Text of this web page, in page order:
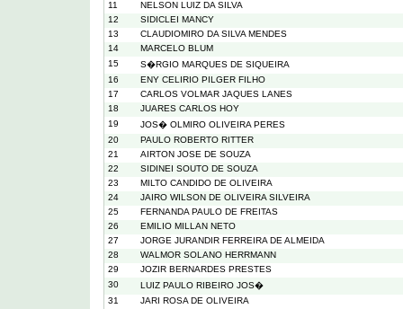
11
NELSON LUIZ DA SILVA
12
SIDICLEI MANCY
13
CLAUDIOMIRO DA SILVA MENDES
14
MARCELO BLUM
15
S�RGIO MARQUES DE SIQUEIRA
16
ENY CELIRIO PILGER FILHO
17
CARLOS VOLMAR JAQUES LANES
18
JUARES CARLOS HOY
19
JOS� OLMIRO OLIVEIRA PERES
20
PAULO ROBERTO RITTER
21
AIRTON JOSE DE SOUZA
22
SIDINEI SOUTO DE SOUZA
23
MILTO CANDIDO DE OLIVEIRA
24
JAIRO WILSON DE OLIVEIRA SILVEIRA
25
FERNANDA PAULO DE FREITAS
26
EMILIO MILLAN NETO
27
JORGE JURANDIR FERREIRA DE ALMEIDA
28
WALMOR SOLANO HERRMANN
29
JOZIR BERNARDES PRESTES
30
LUIZ PAULO RIBEIRO JOS�
31
JARI ROSA DE OLIVEIRA